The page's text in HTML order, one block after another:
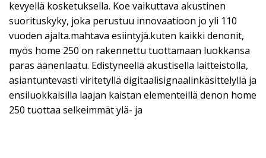
kevyellä kosketuksella. Koe vaikuttava akustinen
suorituskyky, joka perustuu innovaatioon jo yli 110
vuoden ajalta.mahtava esiintyjä.kuten kaikki denonit,
myös home 250 on rakennettu tuottamaan luokkansa
paras äänenlaatu. Edistyneellä akustisella laitteistolla,
asiantuntevasti viritetyllä digitaalisignaalinkäsittelyllä ja
ensiluokkaisilla laajan kaistan elementeillä denon home
250 tuottaa selkeimmät ylä- ja